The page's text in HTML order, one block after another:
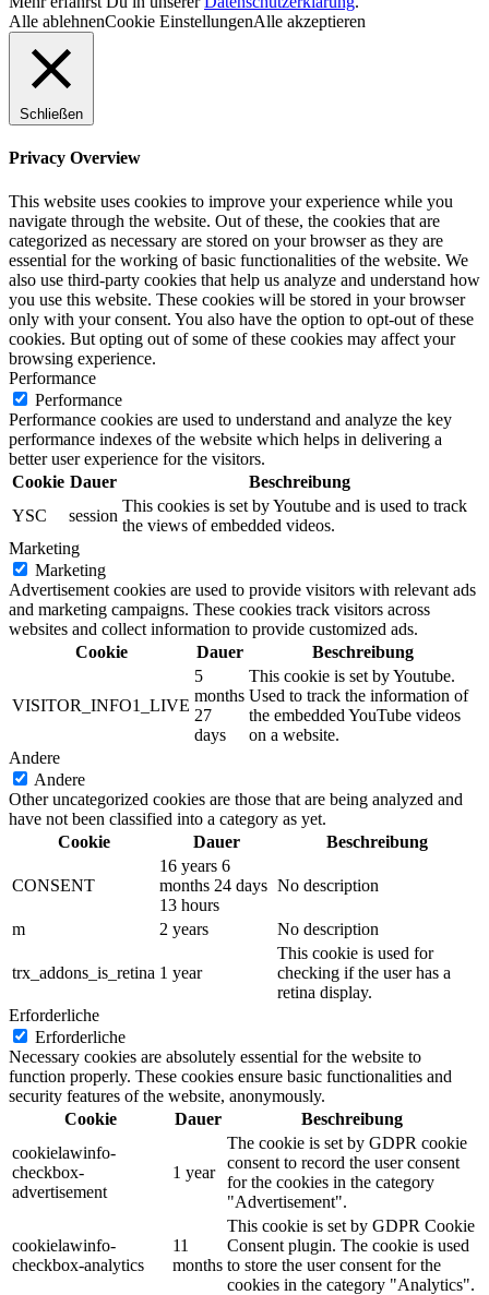
Alle ablehnenCookie EinstellungenAlle akzeptieren
Schließen
Privacy Overview
This website uses cookies to improve your experience while you
navigate through the website. Out of these, the cookies that are
categorized as necessary are stored on your browser as they are
essential for the working of basic functionalities of the website. We
also use third-party cookies that help us analyze and understand how
you use this website. These cookies will be stored in your browser
only with your consent. You also have the option to opt-out of these
cookies. But opting out of some of these cookies may affect your
browsing experience.
Performance
Performance
Performance cookies are used to understand and analyze the key
performance indexes of the website which helps in delivering a
better user experience for the visitors.
Cookie Dauer
Beschreibung
YSC
session
This cookies is set by Youtube and is used to track
the views of embedded videos.
Marketing
Marketing
Advertisement cookies are used to provide visitors with relevant ads
and marketing campaigns. These cookies track visitors across
websites and collect information to provide customized ads.
Cookie
Dauer Beschreibung
VISITOR_INFO1_LIVE
5
months
27
days
This cookie is set by Youtube.
Used to track the information of
the embedded YouTube videos
on a website.
Andere
Andere
Other uncategorized cookies are those that are being analyzed and
have not been classified into a category as yet.
Cookie
Dauer Beschreibung
CONSENT
16 years 6
months 24 days
13 hours
No description
m 2 years No description
trx_addons_is_retina 1 year
This cookie is used for
checking if the user has a
retina display.
Erforderliche
Erforderliche
Necessary cookies are absolutely essential for the website to
function properly. These cookies ensure basic functionalities and
security features of the website, anonymously.
Cookie
Dauer
Beschreibung
cookielawinfo-
checkbox-
advertisement
1 year
The cookie is set by GDPR cookie
consent to record the user consent
for the cookies in the category
"Advertisement".
cookielawinfo-
checkbox-analytics
11
months
This cookie is set by GDPR Cookie
Consent plugin. The cookie is used
to store the user consent for the
cookies in the category "Analytics".